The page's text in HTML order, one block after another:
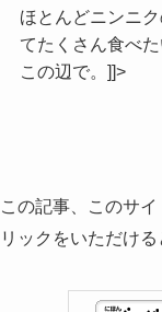
ほとんどニンニ
てたくさん食べ
この辺で。]]>
この記事、このサ
リックをいただけ